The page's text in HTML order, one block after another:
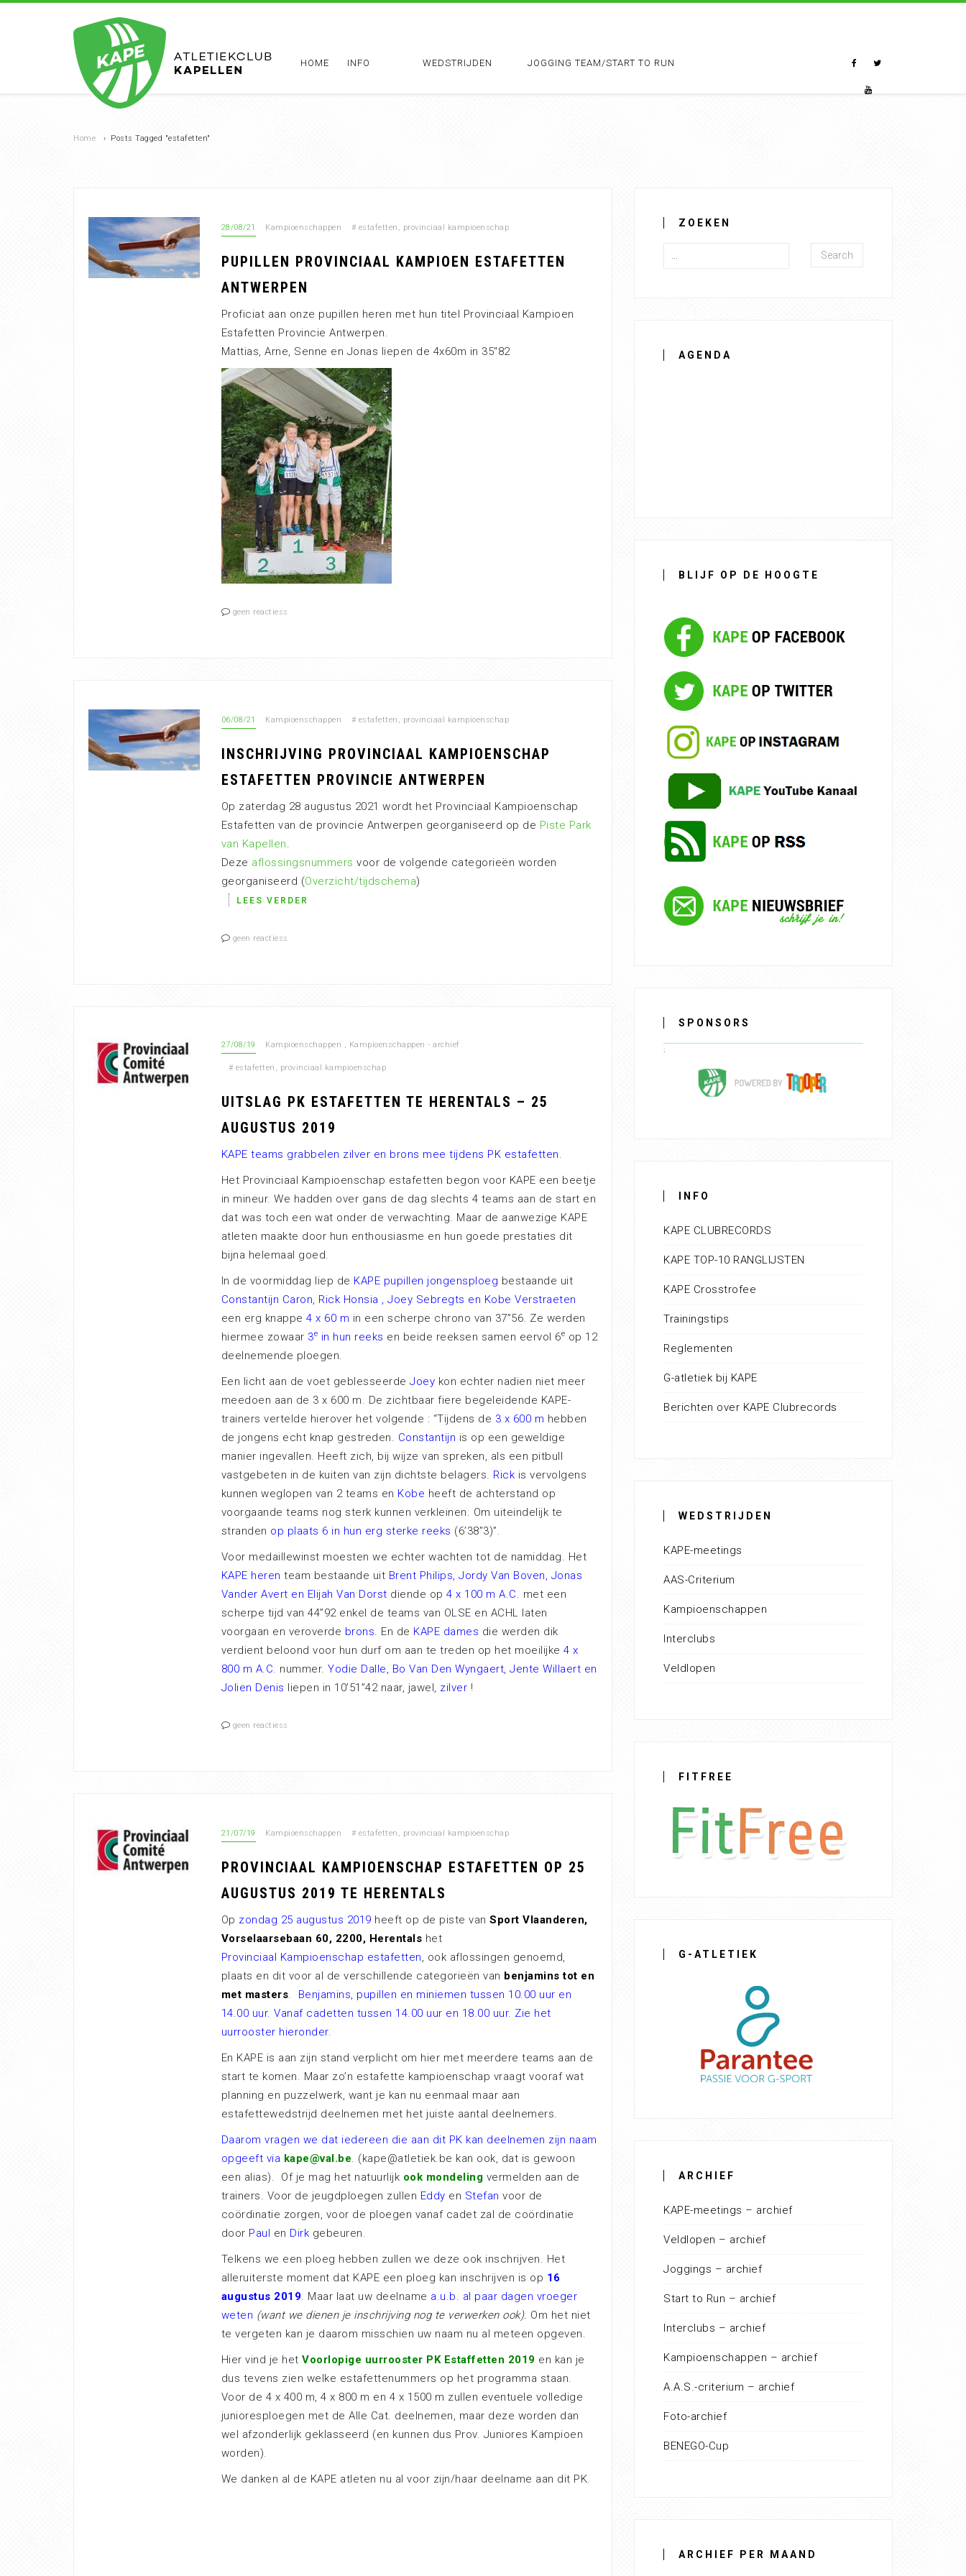
HOME INFO WEDSTRIJDEN JOGGING TEAM/START TO RUN
Home › Posts Tagged "estafetten"
28/08/21 Kampioenschappen # estafetten , provinciaal kampioenschap
PUPILLEN PROVINCIAAL KAMPIOEN ESTAFETTEN
ANTWERPEN
Proficiat aan onze pupillen heren met hun titel Provinciaal Kampioen
Estafetten Provincie Antwerpen.
Mattias, Arne, Senne en Jonas liepen de 4x60m in 35″82
geen reactiess
06/08/21 Kampioenschappen # estafetten , provinciaal kampioenschap
INSCHRIJVING PROVINCIAAL KAMPIOENSCHAP
ESTAFETTEN PROVINCIE ANTWERPEN
Op zaterdag 28 augustus 2021 wordt het Provinciaal Kampioenschap
Estafetten van de provincie Antwerpen georganiseerd op de Piste Park
van Kapellen.
Deze aflossingsnummers voor de volgende categorieën worden
georganiseerd (Overzicht/tijdschema)
LEES VERDER
geen reactiess
27/08/19 Kampioenschappen , Kampioenschappen - archief
# estafetten , provinciaal kampioenschap
UITSLAG PK ESTAFETTEN TE HERENTALS – 25
AUGUSTUS 2019
KAPE teams grabbelen zilver en brons mee tijdens PK estafetten.
Het Provinciaal Kampioenschap estafetten begon voor KAPE een beetje
in mineur. We hadden over gans de dag slechts 4 teams aan de start en
dat was toch een wat onder de verwachting. Maar de aanwezige KAPE
atleten maakte door hun enthousiasme en hun goede prestaties dit
bijna helemaal goed.
In de voormiddag liep de KAPE pupillen jongensploeg bestaande uit
Constantijn Caron, Rick Honsia , Joey Sebregts en Kobe Verstraeten
een erg knappe 4 x 60 m in een scherpe chrono van 37”56. Ze werden
hiermee zowaar 3e in hun reeks en beide reeksen samen eervol 6e op 12
deelnemende ploegen.
Een licht aan de voet geblesseerde Joey kon echter nadien niet meer
meedoen aan de 3 x 600 m. De zichtbaar fiere begeleidende KAPE-
trainers vertelde hierover het volgende : “Tijdens de 3 x 600 m hebben
de jongens echt knap gestreden. Constantijn is op een geweldige
manier ingevallen. Heeft zich, bij wijze van spreken, als een pitbull
vastgebeten in de kuiten van zijn dichtste belagers. Rick is vervolgens
kunnen weglopen van 2 teams en Kobe heeft de achterstand op
voorgaande teams nog sterk kunnen verkleinen. Om uiteindelijk te
stranden op plaats 6 in hun erg sterke reeks (6’38”3)”.
Voor medaillewinst moesten we echter wachten tot de namiddag. Het
KAPE heren team bestaande uit Brent Philips, Jordy Van Boven, Jonas
Vander Avert en Elijah Van Dorst diende op 4 x 100 m A.C. met een
scherpe tijd van 44”92 enkel de teams van OLSE en ACHL laten
voorgaan en veroverde brons. En de KAPE dames die werden dik
verdient beloond voor hun durf om aan te treden op het moeilijke 4 x
800 m A.C. nummer. Yodie Dalle, Bo Van Den Wyngaert, Jente Willaert en
Jolien Denis liepen in 10’51”42 naar, jawel, zilver !
geen reactiess
21/07/19 Kampioenschappen # estafetten , provinciaal kampioenschap
PROVINCIAAL KAMPIOENSCHAP ESTAFETTEN OP 25
AUGUSTUS 2019 TE HERENTALS
Op zondag 25 augustus 2019 heeft op de piste van Sport Vlaanderen,
Vorselaarsebaan 60, 2200, Herentals het
Provinciaal Kampioenschap estafetten, ook aflossingen genoemd,
plaats en dit voor al de verschillende categorieën van benjamins tot en
met masters. Benjamins, pupillen en miniemen tussen 10.00 uur en
14.00 uur. Vanaf cadetten tussen 14.00 uur en 18.00 uur. Zie het
uurrooster hieronder.
En KAPE is aan zijn stand verplicht om hier met meerdere teams aan de
start te komen. Maar zo’n estafette kampioenschap vraagt vooraf wat
planning en puzzelwerk, want je kan nu eenmaal maar aan
estafettewedstrijd deelnemen met het juiste aantal deelnemers.
Daarom vragen we dat iedereen die aan dit PK kan deelnemen zijn naam
opgeeft via kape@val.be. (kape@atletiek.be kan ook, dat is gewoon
een alias). Of je mag het natuurlijk ook mondeling vermelden aan de
trainers. Voor de jeugdploegen zullen Eddy en Stefan voor de
coördinatie zorgen, voor de ploegen vanaf cadet zal de coördinatie
door Paul en Dirk gebeuren.
Telkens we een ploeg hebben zullen we deze ook inschrijven. Het
alleruiterste moment dat KAPE een ploeg kan inschrijven is op 16
augustus 2019. Maar laat uw deelname a.u.b. al paar dagen vroeger
weten (want we dienen je inschrijving nog te verwerken ook). Om het niet
te vergeten kan je daarom misschien uw naam nu al meteen opgeven.
Hier vind je het Voorlopige uurrooster PK Estaffetten 2019 en kan je
dus tevens zien welke estafettenummers op het programma staan.
Voor de 4 x 400 m, 4 x 800 m en 4 x 1500 m zullen eventuele volledige
junioresploegen met de Alle Cat. deelnemen, maar deze worden dan
wel afzonderlijk geklasseerd (en kunnen dus Prov. Juniores Kampioen
worden).
We danken al de KAPE atleten nu al voor zijn/haar deelname aan dit PK.
ZOEKEN
Search
AGENDA
BLIJF OP DE HOOGTE
SPONSORS
INFO
KAPE CLUBRECORDS
KAPE TOP-10 RANGLIJSTEN
KAPE Crosstrofee
Trainingstips
Reglementen
G-atletiek bij KAPE
Berichten over KAPE Clubrecords
WEDSTRIJDEN
KAPE-meetings
AAS-Criterium
Kampioenschappen
Interclubs
Veldlopen
FITFREE
G-ATLETIEK
ARCHIEF
KAPE-meetings – archief
Veldlopen – archief
Joggings – archief
Start to Run – archief
Interclubs – archief
Kampioenschappen – archief
A.A.S.-criterium – archief
Foto-archief
BENEGO-Cup
ARCHIEF PER MAAND